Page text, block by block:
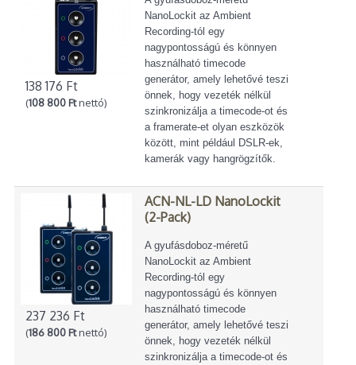
138 176 Ft
(108 800 Ftnettó)
NanoLockit az Ambient
Recording-tól egy
nagypontosságú és könnyen
használható timecode
generátor, amely lehetővé teszi
önnek, hogy vezeték nélkül
szinkronizálja a timecode-ot és
a framerate-et olyan eszközök
között, mint például DSLR-ek,
kamerák vagy hangrögzítők.
237 236 Ft
(186 800 Ftnettó)
ACN-NL-LD NanoLockit
(2-Pack)
A gyufásdoboz-méretű
NanoLockit az Ambient
Recording-tól egy
nagypontosságú és könnyen
használható timecode
generátor, amely lehetővé teszi
önnek, hogy vezeték nélkül
szinkronizálja a timecode-ot és